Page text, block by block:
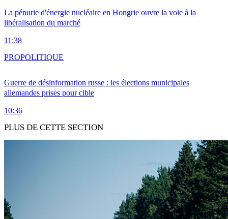
La pénurie d'énergie nucléaire en Hongrie ouvre la voie à la
libéralisation du marché
11:38
Guerre de désinformation russe : les élections municipales
allemandes prises pour cible
10:36
PROPOLITIQUE
PLUS DE CETTE SECTION